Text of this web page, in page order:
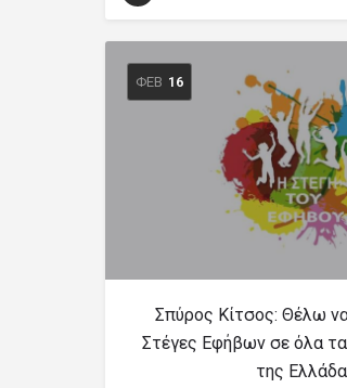
ΦΕΒ 16
Σπύρος Κίτσος: Θέλω
Στέγες Εφήβων σε όλα
της